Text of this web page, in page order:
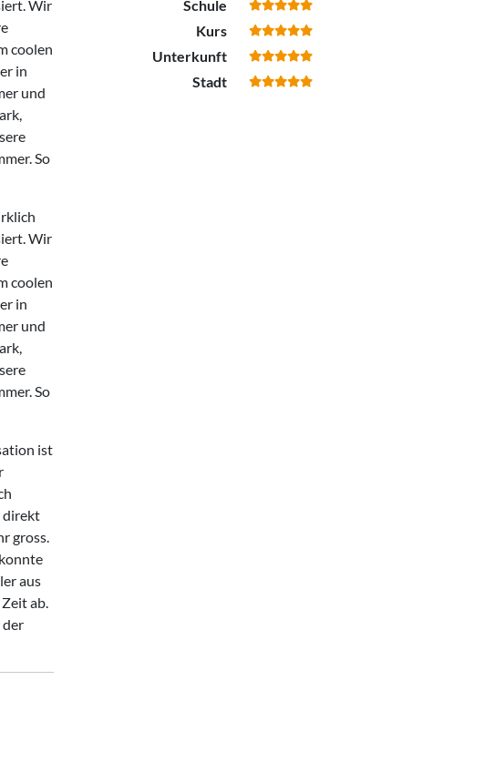
Wir
coolen
in
und
So
Wir
coolen
in
und
So
ist
direkt
gross.
aus
ab.
der
Schule
Kurs
Unterkunft
Stadt